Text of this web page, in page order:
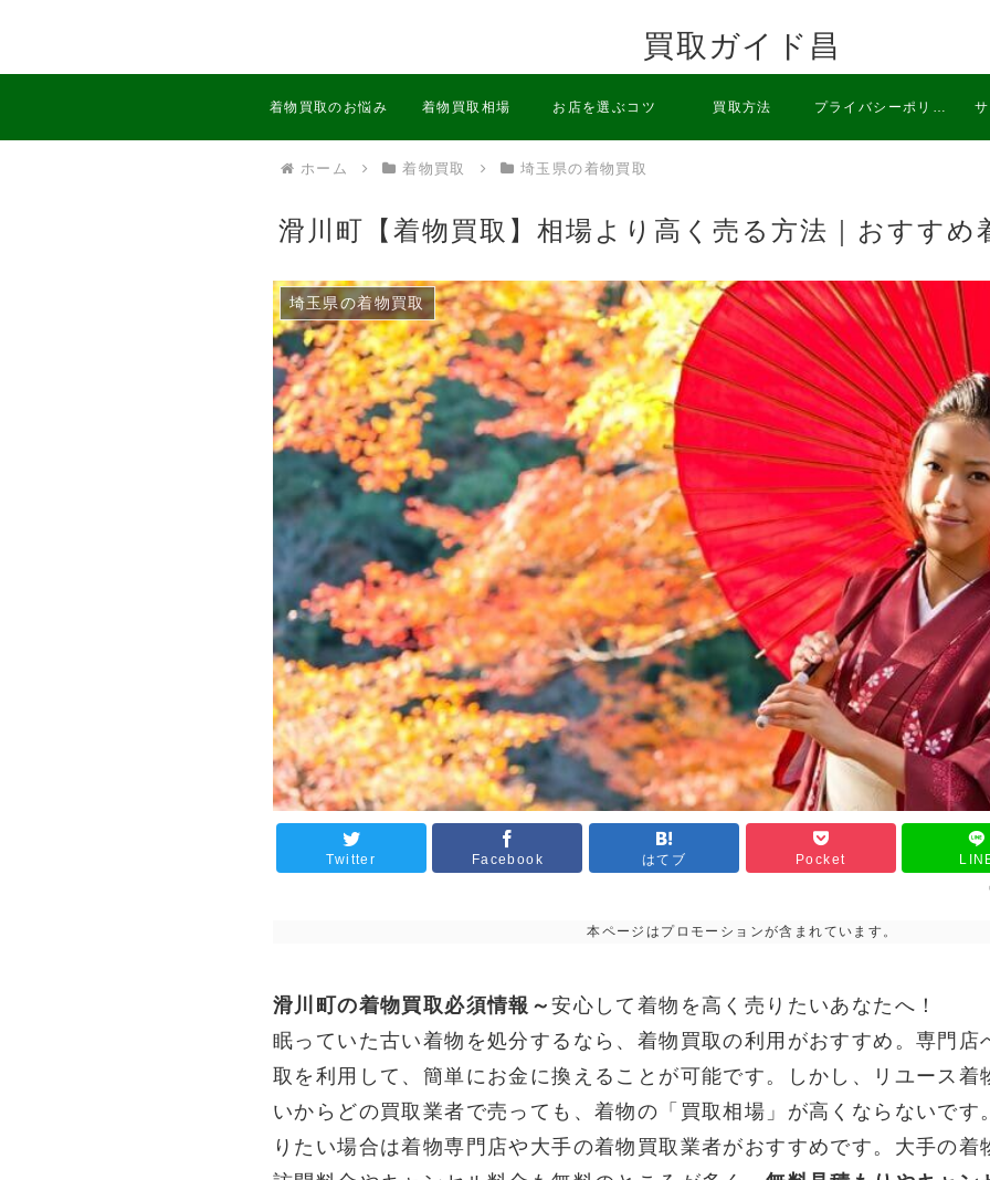
買取ガイド昌
着物買取のお悩み 着物買取相場 お店を選ぶコツ 買取方法 プライバシーポリシ
ホーム 着物買取 埼玉県の着物買取
滑川町【着物買取】相場より高く売る方法｜おすすめ
埼玉県の着物買取
Twitter Facebook はてブ Pocket
本ページはプロモーションが含まれています。
滑川町の着物買取必須情報～安心して着物を高く売りたいあなたへ！
眠っていた古い着物を処分するなら、着物買取の利用がおすすめ。専門店
取を利用して、簡単にお金に換えることが可能です。しかし、リユース着
いからどの買取業者で売っても、着物の「買取相場」が高くならないです
りたい場合は着物専門店や大手の着物買取業者がおすすめです。大手の着